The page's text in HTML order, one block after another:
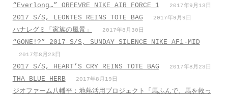
“Everlong…” ORFEVRE NIKE AIR FORCE 1 2017年9月13日
2017 S/S, LEONTES REINS TOTE BAG 2017年9月9日
ハナレグミ「家族の風景」 2017年8月30日
“GONE!?” 2017 S/S, SUNDAY SILENCE NIKE AF1-MID
2017年8月23日
2017 S/S, HEART’S CRY REINS TOTE BAG 2017年8月23日
THA BLUE HERB 2017年8月19日
ジオファーム八幡平：地熱活用プロジェクト「馬ふんで、馬を救っ